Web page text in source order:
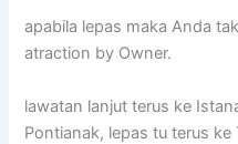
apabila lepas maka Anda
atraction by Owner.
lawatan lanjut terus ke
Pontianak, lepas tu terus